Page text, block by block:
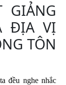
GIẢNG
ĐỊA VỊ
TÔN
đều nghe nhắc